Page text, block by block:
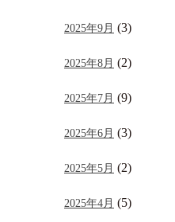
2025年9月 (3)
2025年8月 (2)
2025年7月 (9)
2025年6月 (3)
2025年5月 (2)
2025年4月 (5)